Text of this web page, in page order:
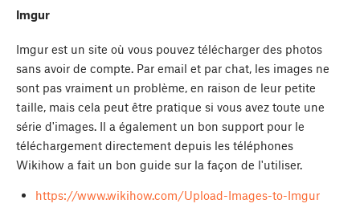
Imgur
Imgur est un site où vous pouvez télécharger des photos
sans avoir de compte. Par email et par chat, les images ne
sont pas vraiment un problème, en raison de leur petite
taille, mais cela peut être pratique si vous avez toute une
série d'images. Il a également un bon support pour le
téléchargement directement depuis les téléphones
Wikihow a fait un bon guide sur la façon de l'utiliser.
https://www.wikihow.com/Upload-Images-to-Imgur